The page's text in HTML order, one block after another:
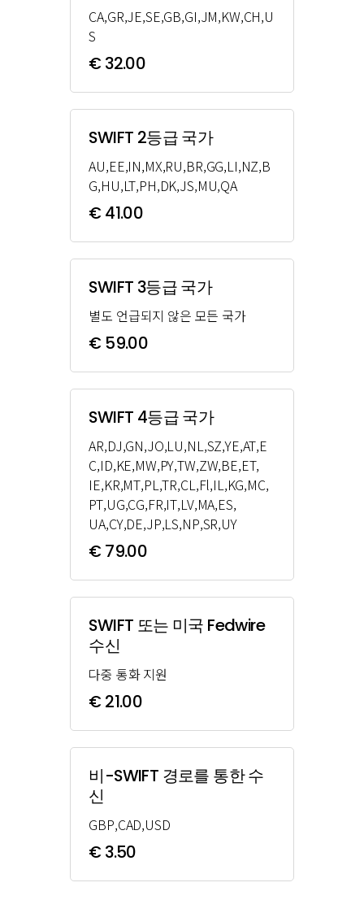
CA,GR,JE,SE,GB,GI,JM,KW,CH,U
S
€ 32.00
SWIFT 2등급 국가
AU,EE,IN,MX,RU,BR,GG,LI,NZ,B
G,HU,LT,PH,DK,JS,MU,QA
€ 41.00
SWIFT 3등급 국가
별도 언급되지 않은 모든 국가
€ 59.00
SWIFT 4등급 국가
AR,DJ,GN,JO,LU,NL,SZ,YE,AT,E
C,ID,KE,MW,PY,TW,ZW,BE,ET,
IE,KR,MT,PL,TR,CL,Fl,IL,KG,MC,
PT,UG,CG,FR,IT,LV,MA,ES,
UA,CY,DE,JP,LS,NP,SR,UY
€ 79.00
SWIFT 또는 미국 Fedwire
수신
다중 통화 지원
€ 21.00
비-SWIFT 경로를 통한 수
신
GBP,CAD,USD
€ 3.50